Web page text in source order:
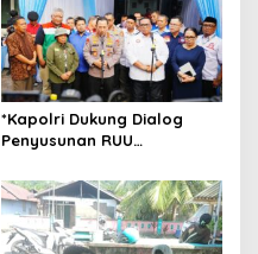
*Kapolri Dukung Dialog
Penyusunan RUU
Jembatan Aspirasi Buruh*